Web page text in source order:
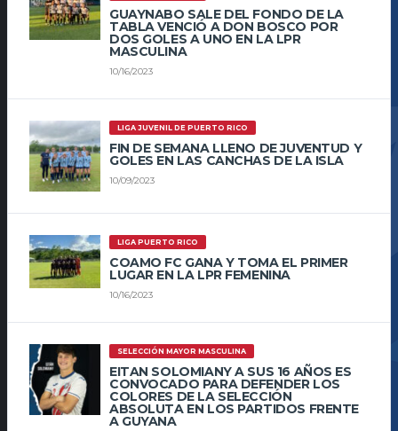
GUAYNABO SALE DEL FONDO DE LA
TABLA VENCIÓ A DON BOSCO POR
DOS GOLES A UNO EN LA LPR
MASCULINA
10/16/2023
LIGA JUVENIL DE PUERTO RICO
FIN DE SEMANA LLENO DE JUVENTUD Y
GOLES EN LAS CANCHAS DE LA ISLA
10/09/2023
LIGA PUERTO RICO
COAMO FC GANA Y TOMA EL PRIMER
LUGAR EN LA LPR FEMENINA
10/16/2023
SELECCIÓN MAYOR MASCULINA
EITAN SOLOMIANY A SUS 16 AÑOS ES
CONVOCADO PARA DEFENDER LOS
COLORES DE LA SELECCIÓN
ABSOLUTA EN LOS PARTIDOS FRENTE
A GUYANA